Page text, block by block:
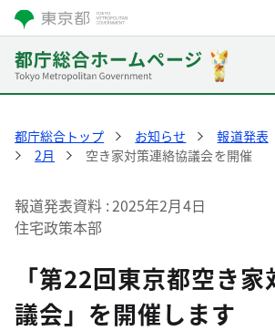
都庁総合トップ お知らせ 報道発表
2月
空き家対策連絡協議会を開催
報道発表資料 2025年2月4日
住宅政策本部
「第22回東京都空き
議会」を開催します